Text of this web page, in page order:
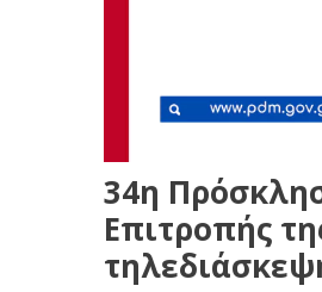
34η
Επιτροπής